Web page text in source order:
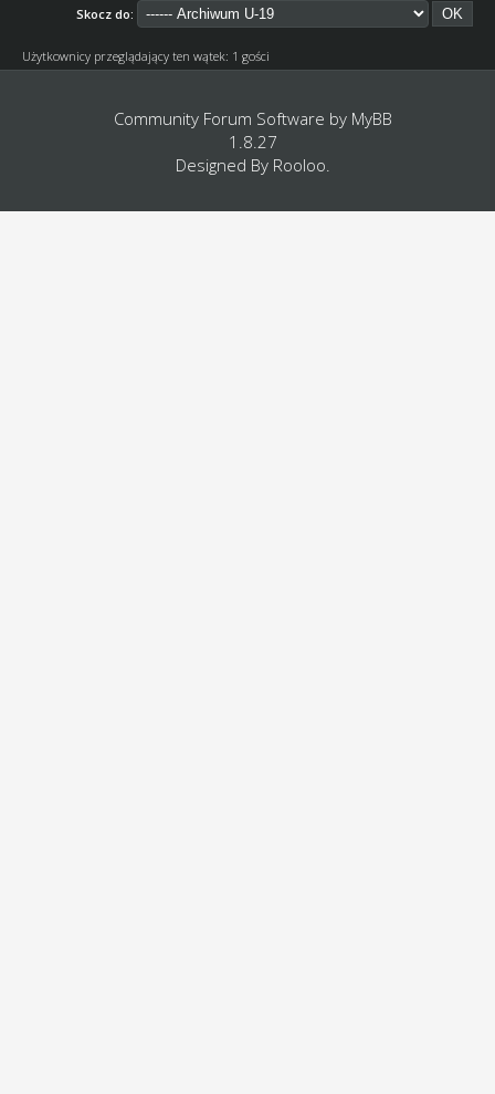
Skocz do:
Użytkownicy przeglądający ten wątek: 1 gości
Community Forum Software by MyBB
1.8.27
Designed By Rooloo